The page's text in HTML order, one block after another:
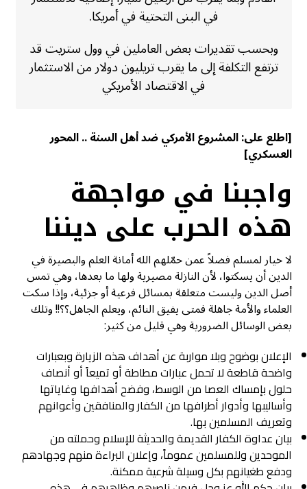
في البنى التحتية في أمريكا.
وبحسب تقديرات بعض العاملين في وول ستريت قد
ترتفع التكلفة إلى ما يقرب تريليون دولار من الاستثمار
في الاقتصاد الأمريكي
[اطلع على:المشروع الأمركي ضد أهل السنة .. المحور
العسكري]
واجبنا في مواجهة
هذه الحرب على ديننا
لا خيار لمسلم فضلاً عمن حمّلهم الله أمانة العلم والبصيرة في
الدين أن يسكتوا، لأن النازلة مصيرية ولها ما بعدها، وهي تمس
أصل الدين وليست متعلقة بمسائل فرعية أو جزئية، وإذا سكت
العلماء والأمة جاهلة فمتى يفيق النائم، ويعلم الجاهل؟؟!! وتلك
بعض الوسائل الضرورية وهي قليل من كثير:
الإعلان بوضوح وبلا مواربة عن أهداف هذه الزيارة وبعبارات
واضحة قاطعة لا تحمل عبارات مطاطة أو تميعاً أو أنصاف
حلول بإمساك العصا من الوسط، وفضح أهدافها وغاياتها
وأساليبها وأدوار أطرافها من الكفار والمنافقين وأعوانهم
وتعريف المسلمين بها.
بيان عداوة الكفار القديمة والحديثة للإسلام وحملته من
الموحدين وللمسلمين عموماً، وإعلان البراءة منهم وجهادهم
ودفع طغيانهم بكل وسيلة شرعية ممكنة.